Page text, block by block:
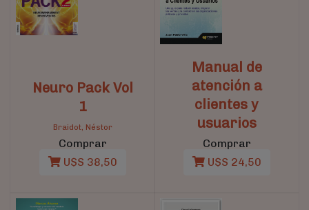
Neuro Pack Vol
1
Braidot, Néstor
Comprar
U$S 38,50
Manual de
atención a
clientes y
usuarios
Comprar
U$S 24,50